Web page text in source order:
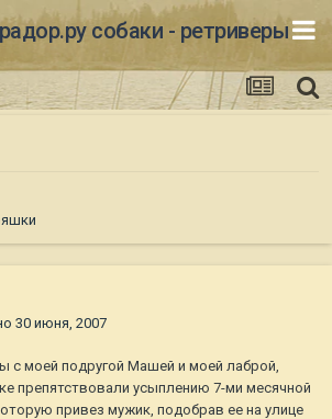
собаки - ретриверы
30 июня, 2007
с моей подругой Машей и моей лаброй,
препятствовали усыплению 7-ми месячной
привез мужик, подобрав ее на улице